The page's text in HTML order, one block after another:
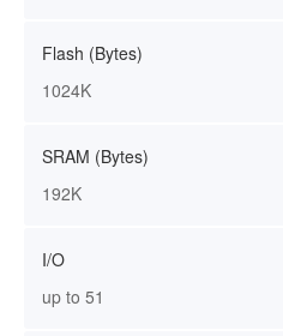
Flash (Bytes)
1024K
SRAM (Bytes)
192K
I/O
up to 51